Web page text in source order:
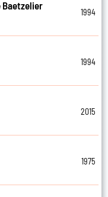
Baetzelier
1994
1994
2015
1975